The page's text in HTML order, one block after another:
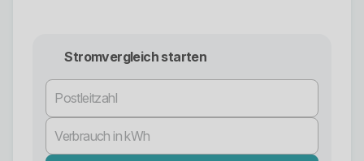
Stromvergleich starten